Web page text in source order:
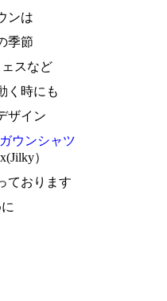
ンは
季節
スなど
く時にも
ザイン
ウンシャツ
）
ております